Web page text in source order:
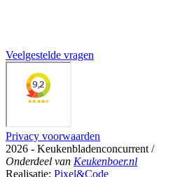
Veelgestelde vragen
Privacy voorwaarden
2026 - Keukenbladenconcurrent /
Onderdeel van Keukenboer.nl
Realisatie: Pixel&Code